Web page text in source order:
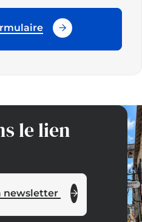
le lien
newsletter